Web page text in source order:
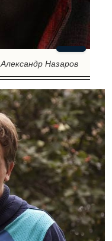
Александр Назаров